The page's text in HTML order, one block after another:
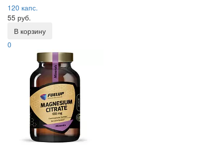
120 капс.
55 руб.
В корзину
0